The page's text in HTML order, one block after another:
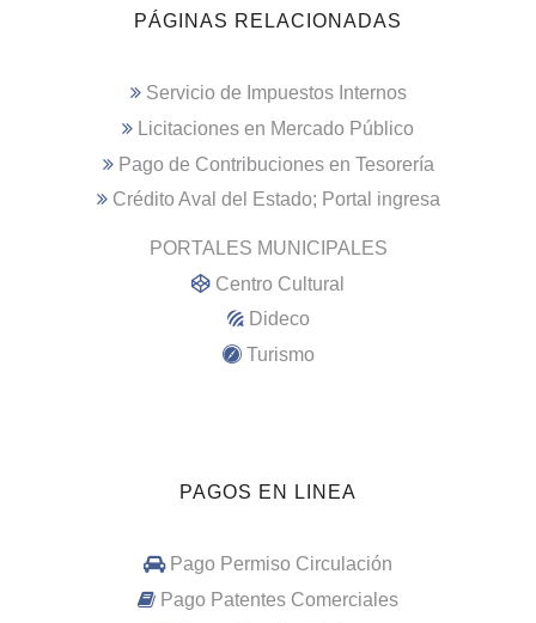
PÁGINAS RELACIONADAS
Servicio de Impuestos Internos
Licitaciones en Mercado Público
Pago de Contribuciones en Tesorería
Crédito Aval del Estado; Portal ingresa
PORTALES MUNICIPALES
Centro Cultural
Dideco
Turismo
PAGOS EN LINEA
Pago Permiso Circulación
Pago Patentes Comerciales